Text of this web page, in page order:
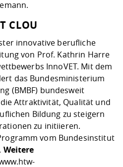
CLOU
innovative berufliche
von Prof. Kathrin Harre
InnoVET. Mit dem
das Bundesministerium
(BMBF) bundesweit
Attraktivität, Qualität und
Bildung zu steigern
zu initiieren.
vom Bundesinstitut
Weitere